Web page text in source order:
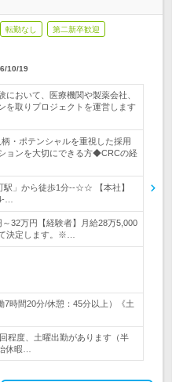
転勤なし 第二新卒歓迎
10/19
おいて、医療機関や製薬会社、
を取りプロジェクトを運営します
・ポテンシャルを重視した採用
ョンを大切にできる方◆CRCの経
」から徒歩1分--☆☆ 【本社】
…
～32万円【経験者】月給28万5,000
決定します。※…
7時間20分/休憩：45分以上）《土
程度、土曜出勤があります（半
休暇…